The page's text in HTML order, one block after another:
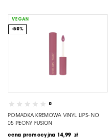
VEGAN
-50%
0
POMADKA KREMOWA VINYL LIPS- NO.
05 PEONY FUSION
cena promocyjna 14,99 zł